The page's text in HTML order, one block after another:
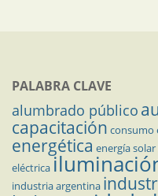
PALABRA CLAVE
alumbrado público
capacitación consumo
energética energía solar
eléctrica
industria argentina